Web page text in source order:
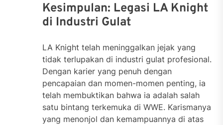
Kesimpulan: Legasi LA Knight
di Industri Gulat
LA Knight telah meninggalkan jejak yang
tidak terlupakan di industri gulat profesional.
Dengan karier yang penuh dengan
pencapaian dan momen-momen penting, ia
telah membuktikan bahwa ia adalah salah
satu bintang terkemuka di WWE. Karismanya
yang menonjol dan kemampuannya di atas